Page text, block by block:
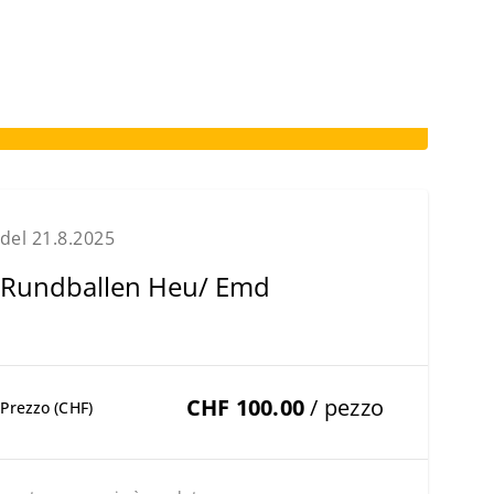
del 21.8.2025
Rundballen Heu/ Emd
Prezzo (CHF) CHF 100.00/ pezzo